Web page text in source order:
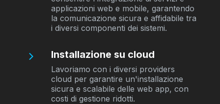
applicazioni web e mobile, garantendo
la comunicazione sicura e affidabile tra
i diversi componenti dei sistemi.
Installazione su cloud
Lavoriamo con i diversi providers
cloud per garantire un'installazione
sicura e scalabile delle web app, con
costi di gestione ridotti.